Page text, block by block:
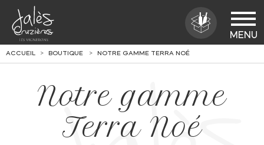
ACCUEIL BOUTIQUE NOTRE GAMME TERRA NOÉ
Notre gamme
Terra Noé